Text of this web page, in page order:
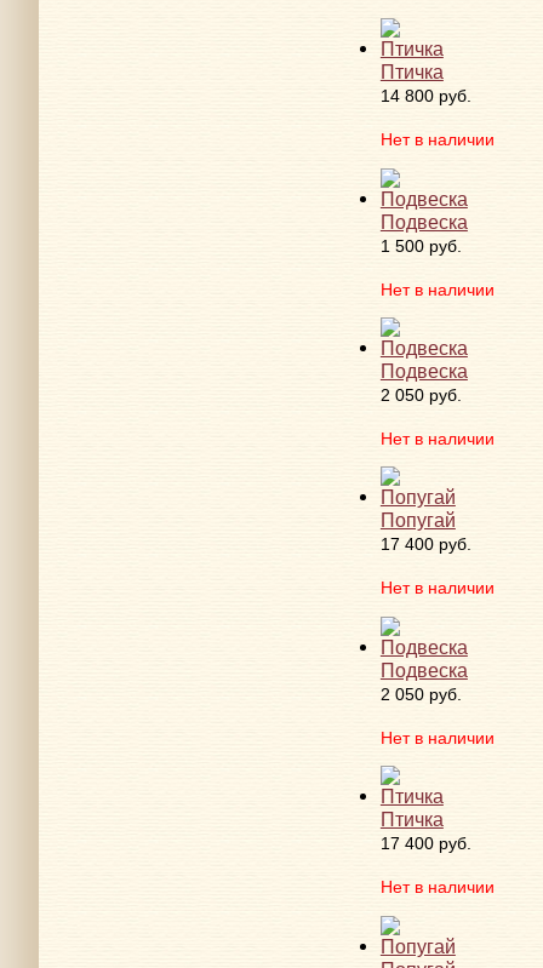
Птичка
14 800 руб.
Нет в наличии
Подвеска
1 500 руб.
Нет в наличии
Подвеска
2 050 руб.
Нет в наличии
Попугай
17 400 руб.
Нет в наличии
Подвеска
2 050 руб.
Нет в наличии
Птичка
17 400 руб.
Нет в наличии